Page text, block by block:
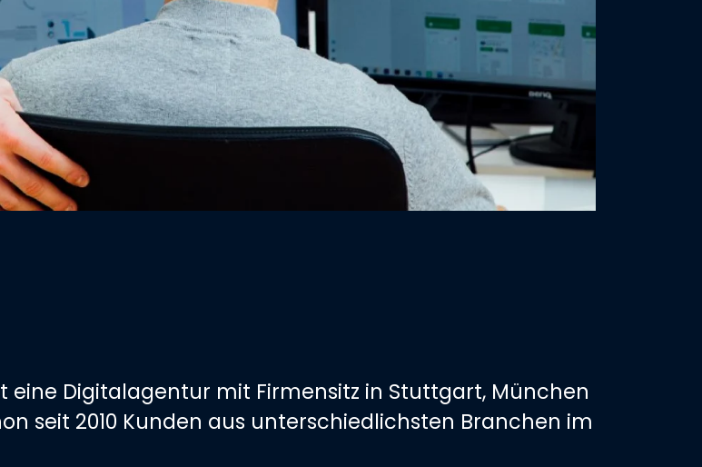
eine Digitalagentur mit Firmensitz in Stuttgart, München
seit 2010 Kunden aus unterschiedlichsten Branchen im